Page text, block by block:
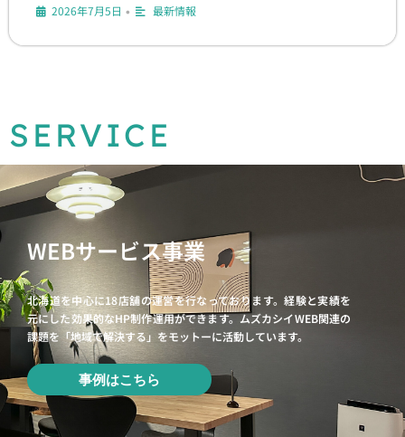
2026年7月5日 • 最新情報
SERVICE
WEBサービス事業
北海道を中心に18店舗の運営を行なっております。経験と実績を
元にした効果的なHP制作運用ができます。ムズカシイWEB関連の
課題を「地域で解決する」をモットーに活動しています。
事例はこちら